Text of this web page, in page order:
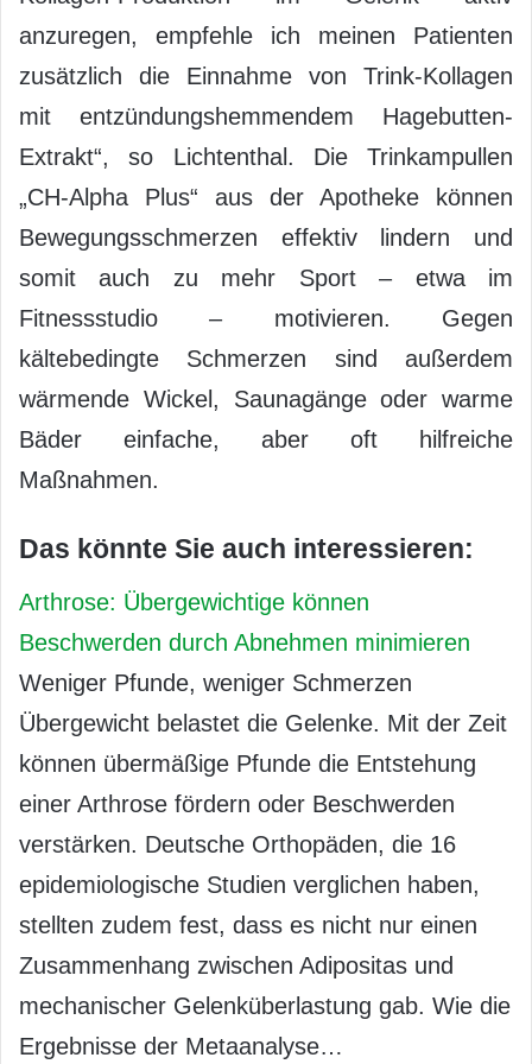
anzuregen, empfehle ich meinen Patienten
zusätzlich die Einnahme von Trink-Kollagen
mit entzündungshemmendem Hagebutten-
Extrakt“, so Lichtenthal. Die Trinkampullen
„CH-Alpha Plus“ aus der Apotheke können
Bewegungsschmerzen effektiv lindern und
somit auch zu mehr Sport – etwa im
Fitnessstudio – motivieren. Gegen
kältebedingte Schmerzen sind außerdem
wärmende Wickel, Saunagänge oder warme
Bäder einfache, aber oft hilfreiche
Maßnahmen.
Das könnte Sie auch interessieren:
Arthrose: Übergewichtige können
Beschwerden durch Abnehmen minimieren
Weniger Pfunde, weniger Schmerzen
Übergewicht belastet die Gelenke. Mit der Zeit
können übermäßige Pfunde die Entstehung
einer Arthrose fördern oder Beschwerden
verstärken. Deutsche Orthopäden, die 16
epidemiologische Studien verglichen haben,
stellten zudem fest, dass es nicht nur einen
Zusammenhang zwischen Adipositas und
mechanischer Gelenküberlastung gab. Wie die
Ergebnisse der Metaanalyse…